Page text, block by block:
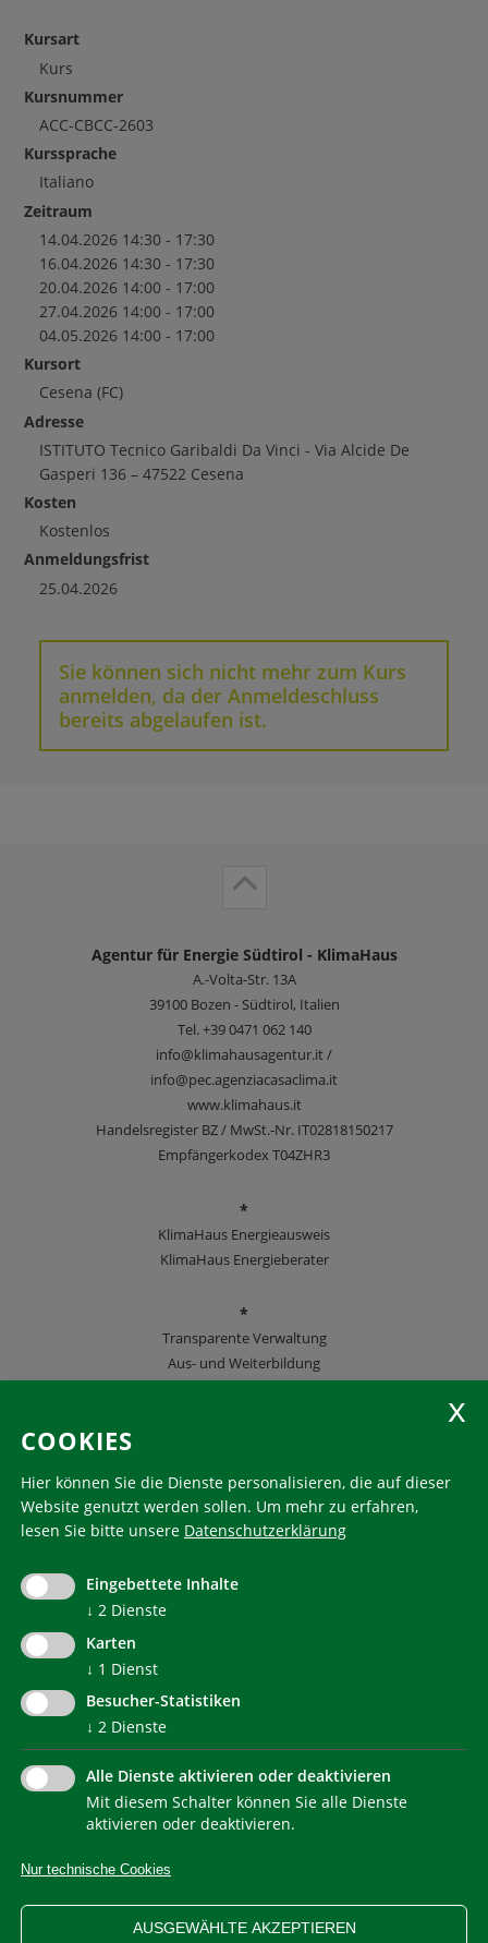
Kursart
Kurs
Kursnummer
ACC-CBCC-2603
Kurssprache
Italiano
Zeitraum
14.04.2026 14:30 - 17:30
16.04.2026 14:30 - 17:30
20.04.2026 14:00 - 17:00
27.04.2026 14:00 - 17:00
04.05.2026 14:00 - 17:00
Kursort
Cesena (FC)
Adresse
ISTITUTO Tecnico Garibaldi Da Vinci - Via Alcide De
Gasperi 136 – 47522 Cesena
Kosten
Kostenlos
Anmeldungsfrist
25.04.2026
Sie können sich nicht mehr zum Kurs
anmelden, da der Anmeldeschluss
bereits abgelaufen ist.
Agentur für Energie Südtirol - KlimaHaus
A.-Volta-Str. 13A
39100 Bozen - Südtirol, Italien
Tel.+39 0471 062 140
info@klimahausagentur.it /
info@pec.agenziacasaclima.it
www.klimahaus.it
Handelsregister BZ / MwSt.-Nr. IT02818150217
Empfängerkodex T04ZHR3
*
KlimaHaus Energieausweis
KlimaHaus Energieberater
*
Transparente Verwaltung
Aus- und Weiterbildung
KlimaHaus ist eine eingetragene Marke. Die Nutzung muss
communication@klimahausagentur.it
© 2022 Agentur für Energie Südtirol - KlimaHaus
NEWSLETTER
IMPRESSUM PRIVACY
WEB STATISTIKEN
ERKLÄRUNG BARRIEREFREIHEIT
COOKIEEINSTELLUNGEN
COOKIES
Hier können Sie die Dienste personalisieren, die auf dieser
Website genutzt werden sollen. Um mehr zu erfahren,
lesen Sie bitte unsere Datenschutzerklärung
Eingebettete Inhalte
↓ 2 Dienste
Karten
↓ 1 Dienst
Besucher-Statistiken
↓ 2 Dienste
Alle Dienste aktivieren oder deaktivieren
Mit diesem Schalter können Sie alle Dienste
aktivieren oder deaktivieren.
Nur technische Cookies
AUSGEWÄHLTE AKZEPTIEREN